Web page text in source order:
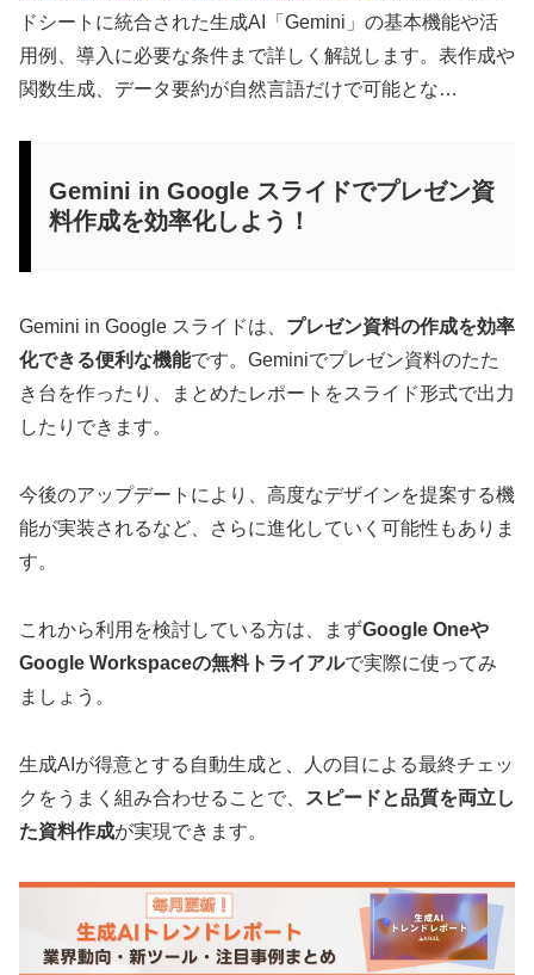
ドシートに統合された生成AI「Gemini」の基本機能や活
用例、導入に必要な条件まで詳しく解説します。表作成や
関数生成、データ要約が自然言語だけで可能とな…
Gemini in Google スライドでプレゼン資
料作成を効率化しよう！
Gemini in Google スライドは、 プレゼン資料の作成を効率
化できる便利な機能です。Geminiでプレゼン資料のたた
き台を作ったり、まとめたレポートをスライド形式で出力
したりできます。
今後のアップデートにより、高度なデザインを提案する機
能が実装されるなど、さらに進化していく可能性もありま
す。
これから利用を検討している方は、まずGoogle Oneや
Google Workspaceの無料トライアルで実際に使ってみ
ましょう。
生成AIが得意とする自動生成と、人の目による最終チェッ
クをうまく組み合わせることで、
スピードと品質を両立し
た資料作成が実現できます。